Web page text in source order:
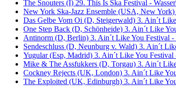
The Snouters (I) 29. This Is Ska Festival -
New York Ska-Jazz Ensemble (USA, New
Das Gelbe Vom Oi (D, Steigerwald) 3. Ain´t
One Step Back (D, Schönheide) 3. Ain´t Like
Antinorm (D, Berlin) 3. Ain´t Like You Festival
Sendeschluss (D, Neunburg v. Wald) 3. Ain´t
Yugular (Esp, Madrid) 3. Ain´t Like You
Mike & The Assfukkers (D, Torgau) 3. Ain´t
Cockney Rejects (UK, London) 3. Ain´t Like
The Exploited (UK, Edinburgh) 3. Ain´t Like